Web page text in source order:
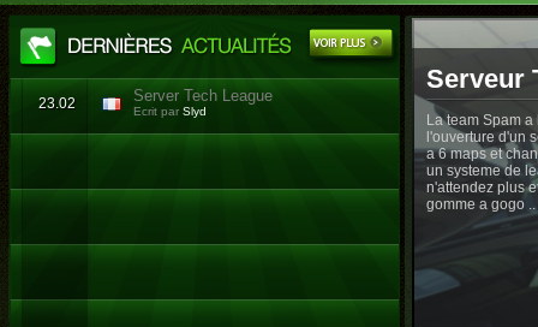
23.02 Server Tech League
Ecrit par Slyd
Serveur
La team Spam
l'ouverture d'un
a 6 maps et
un systeme de
n'attendez plus
gomme a gogo ..